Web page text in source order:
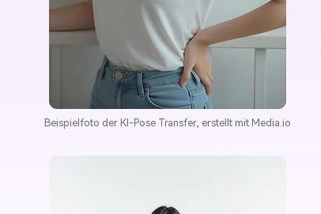
Beispielfoto der KI-Pose Transfer, erstellt mit Media.io